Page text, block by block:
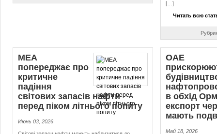
[…]
Читать всю
МЕА
попереджає про
критичне
падіння
світових запасів нафти
перед піком літнього попиту
Июнь 03, 2026
ОАЕ
в обхід
експорт
мають
Май 18, 2026